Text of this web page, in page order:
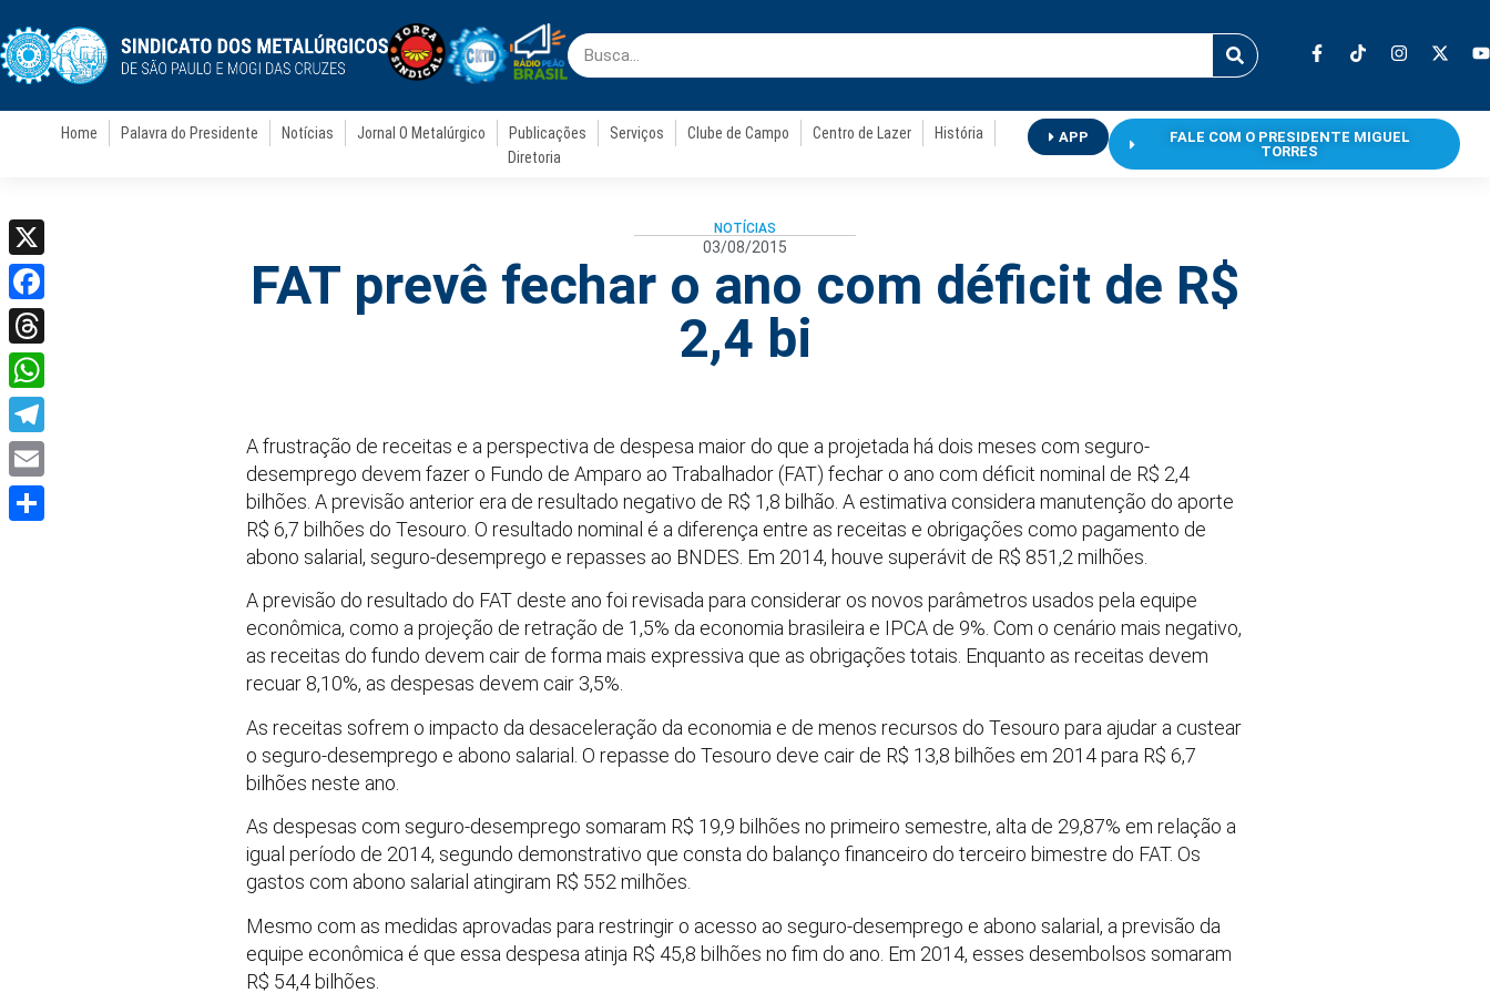
Home Palavra do Presidente Notícias Jornal O Metalúrgico Publicações Serviços Clube de Campo Centro de Lazer
História
Diretoria
APP
FALE COM O PRESIDENTE MIGUEL
TORRES
NOTÍCIAS
03/08/2015
FAT prevê fechar o ano com déficit de R$
2,4 bi
A frustração de receitas e a perspectiva de despesa maior do que a projetada há dois meses com seguro-
desemprego devem fazer o Fundo de Amparo ao Trabalhador (FAT) fechar o ano com déficit nominal de R$ 2,4
bilhões. A previsão anterior era de resultado negativo de R$ 1,8 bilhão. A estimativa considera manutenção do aporte
R$ 6,7 bilhões do Tesouro. O resultado nominal é a diferença entre as receitas e obrigações como pagamento de
abono salarial, seguro-desemprego e repasses ao BNDES. Em 2014, houve superávit de R$ 851,2 milhões.
A previsão do resultado do FAT deste ano foi revisada para considerar os novos parâmetros usados pela equipe
econômica, como a projeção de retração de 1,5% da economia brasileira e IPCA de 9%. Com o cenário mais negativo,
as receitas do fundo devem cair de forma mais expressiva que as obrigações totais. Enquanto as receitas devem
recuar 8,10%, as despesas devem cair 3,5%.
As receitas sofrem o impacto da desaceleração da economia e de menos recursos do Tesouro para ajudar a custear
o seguro-desemprego e abono salarial. O repasse do Tesouro deve cair de R$ 13,8 bilhões em 2014 para R$ 6,7
bilhões neste ano.
As despesas com seguro-desemprego somaram R$ 19,9 bilhões no primeiro semestre, alta de 29,87% em relação a
igual período de 2014, segundo demonstrativo que consta do balanço financeiro do terceiro bimestre do FAT. Os
gastos com abono salarial atingiram R$ 552 milhões.
Mesmo com as medidas aprovadas para restringir o acesso ao seguro-desemprego e abono salarial, a previsão da
equipe econômica é que essa despesa atinja R$ 45,8 bilhões no fim do ano. Em 2014, esses desembolsos somaram
R$ 54,4 bilhões.
X
Facebook
Threads
WhatsApp
Telegram
Email